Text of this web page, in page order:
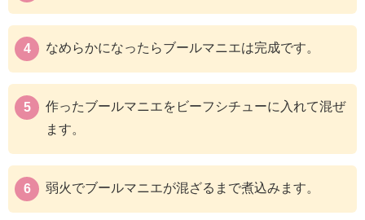
なめらかになったらブールマニエは完成です。
作ったブールマニエをビーフシチューに入れて混ぜ
ます。
弱火でブールマニエが混ざるまで煮込みます。